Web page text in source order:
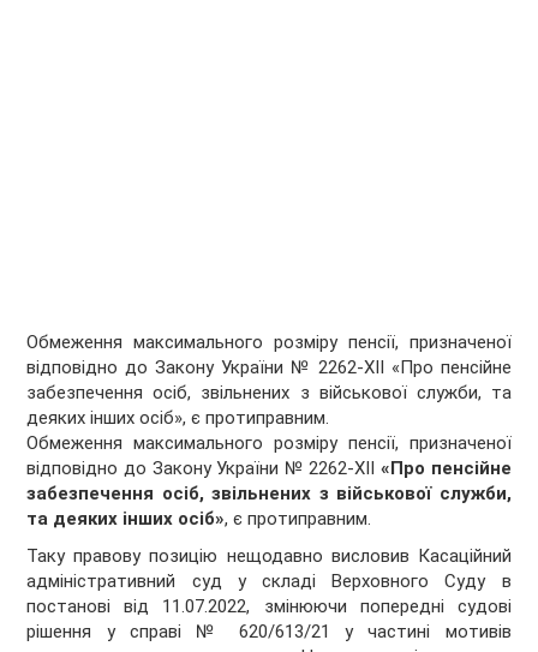
Обмеження максимального розміру пенсії, призначеної
відповідно до Закону України № 2262-ХІІ «Про пенсійне
забезпечення осіб, звільнених з військової служби, та
деяких інших осіб», є протиправним.
Обмеження максимального розміру пенсії, призначеної
відповідно до Закону України № 2262-ХІІ «Про пенсійне
забезпечення осіб, звільнених з військової служби,
та деяких інших осіб», є протиправним.
Таку правову позицію нещодавно висловив Касаційний
адміністративний суд у складі Верховного Суду в
постанові від 11.07.2022, змінюючи попередні судові
рішення у справі № 620/613/21 у частині мотивів